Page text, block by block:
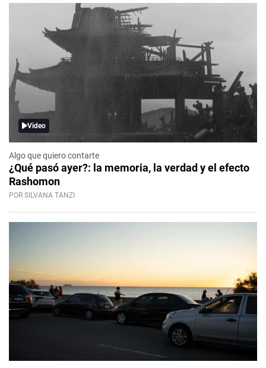
Video
Algo que quiero contarte
¿Qué pasó ayer?: la memoria, la verdad y el efecto
Rashomon
POR SILVANA TANZI